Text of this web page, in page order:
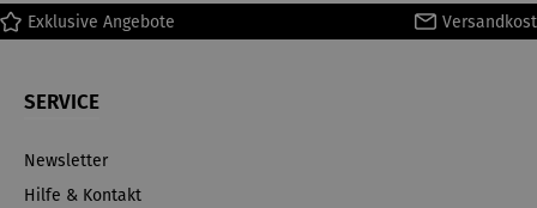
Exklusive Angebote
SERVICE
Newsletter
Hilfe & Kontakt